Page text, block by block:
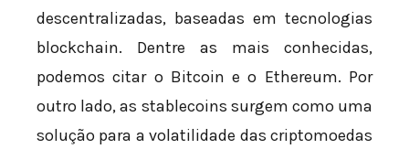
descentralizadas, baseadas em tecnologias
blockchain. Dentre as mais conhecidas,
podemos citar o Bitcoin e o Ethereum. Por
outro lado, as stablecoins surgem como uma
solução para a volatilidade das criptomoedas